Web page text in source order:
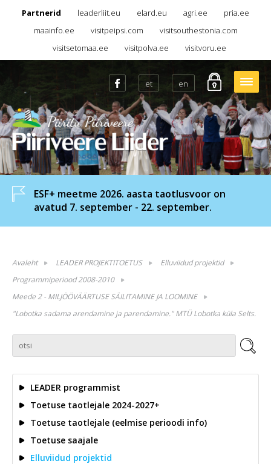
Partnerid leaderliit.eu elard.eu agri.ee
pria.ee
maainfo.ee
visitpeipsi.com
visitsouthestonia.com
visitsetomaa.ee
visitpolva.ee visitvoru.ee
et en
ESF+ meetme 2026. aasta taotlusvoor on
avatud 7. september - 22. september.
Avaleht LEADER PROJEKTITOETUS
Elluviidud projektid
Programmiperiood 2008-2010
Meede 2 - MILJÖÖVÄÄRTUSE SÄILITAMINE JA LOOMINE
"Lobotka sadama arendamine ja parendamine." MTÜ Lobotka küla Selts.
LEADER programmist
Toetuse taotlejale 2024-2027+
Toetuse taotlejale (eelmise perioodi info)
Toetuse saajale
Elluviidud projektid